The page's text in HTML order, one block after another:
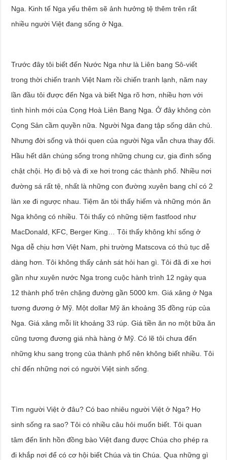
Nga. Kinh tế Nga yếu thêm sẽ ảnh hưởng tệ thêm trên rất
nhiều người Việt đang sống ở Nga.
Trước đây tôi biết đến Nước Nga như là Liên bang Sô-viết
trong thời chiến tranh Việt Nam rồi chiến tranh lạnh, năm nay
lần đầu tôi được đến Nga và biết Nga rõ hơn, nhiều hơn với
tình hình mới của Cọng Hoà Liên Bang Nga. Ở đây không còn
Cọng Sản cầm quyền nữa. Người Nga đang tập sống dân chủ.
Nhưng đời sống và thói quen của người Nga vẫn chưa thay đổi.
Hầu hết dân chúng sống trong những chung cư, gia đình sống
chật chội. Họ đi bộ và đi xe hơi trong các thành phố. Nhiều nơi
đường sá rất tệ, nhất là những con đường xuyên bang chỉ có 2
làn xe đi ngược nhau. Tiệm ăn tôi thấy hiếm và những món ăn
Nga không có nhiều. Tôi thấy có những tiệm fastfood như
MacDonald, KFC, Berger King… Tôi thấy không khí sống ở
Nga dễ chịu hơn Việt Nam, phi trường Matscova có thủ tục dễ
dàng hơn. Tôi không thấy cảnh sát hỏi han gì. Tôi đã đi xe hơi
gần như xuyên nước Nga trong cuộc hành trình 12 ngày qua
12 thành phố trên chặng đường gần 5000 km. Giá xâng ở Nga
tương đương ở Mỹ. Một dollar Mỹ ăn khoảng 35 đồng rúp của
Nga. Giá xâng mỗi lít khoảng 33 rúp. Giá tiền ăn no một bữa ăn
cũng tương đương giá nhà hàng ở Mỹ. Có lẽ tôi chưa đến
những khu sang trọng của thành phố nên không biết nhiều. Tôi
chỉ đến những nơi có người Việt sinh sống.
Tìm người Việt ở đâu? Có bao nhiêu người Việt ở Nga? Họ
sinh sống ra sao? Tôi có nhiều câu hỏi muốn biết. Tôi quan
tâm đến linh hồn đồng bào Việt đang được Chúa cho phép ra
đi khắp nơi để có cơ hội biết Chúa và tin Chúa. Qua những gì